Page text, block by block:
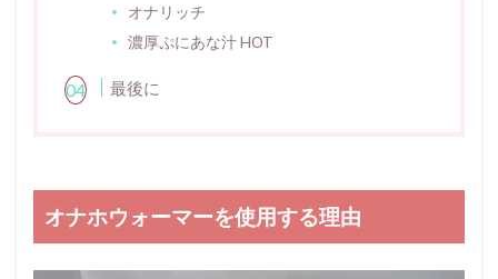
オナリッチ
濃厚ぷにあな汁 HOT
最後に
オナホウォーマーを使用する理由